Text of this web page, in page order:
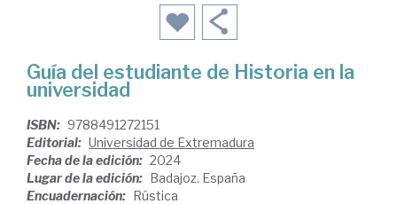
Guía del estudiante de Historia en la
universidad
ISBN: 9788491272151
Editorial: Universidad de Extremadura
Fecha de la edición: 2024
Lugar de la edición: Badajoz. España
Encuadernación: Rústica